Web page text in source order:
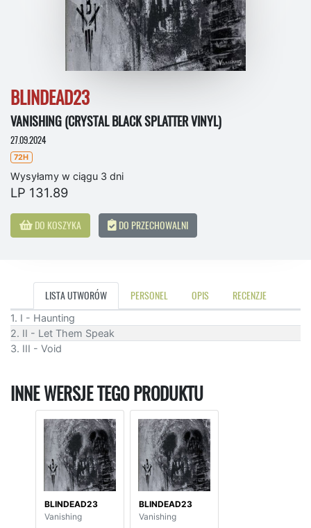
BLINDEAD23
VANISHING (CRYSTAL BLACK SPLATTER VINYL)
27.09.2024
72H
Wysyłamy w ciągu 3 dni
LP 131.89
DO KOSZYKA DO PRZECHOWALNI
LISTA UTWORÓW PERSONEL OPIS RECENZJE
1. I - Haunting
2. II - Let Them Speak
3. III - Void
INNE WERSJE TEGO PRODUKTU
BLINDEAD23
Vanishing
BLINDEAD23
Vanishing